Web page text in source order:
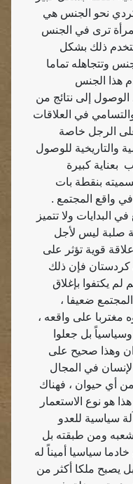
نحو الجنس هي
ترى في الجنس
ذلك بشكل
وتتجاهله تماما
هذا الجنس
إلى نتائج من
في العلاقات
الرجل خاصة
والتاريخية للوصول
بعناية كبيرة
بنقطة بات
واقع المجتمع .
ولا تتميز
ليس لأجل
قوية تؤثر على
كردستان فإن ذلك
يكتفوا بإغلاق
ضعيفا ،
على واقعه ،
بل جعلوا
وهذا صحيح على
في المجال
أي حيوان ، فهناك
هو نوع الاستعمار
سياسية للعدو
ومن طبقته بل
سياسيا أميناً له
يصبح ملكا أكثر من